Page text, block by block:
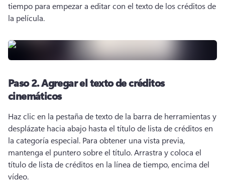
tiempo para empezar a editar con el texto de los créditos de
la película.
Paso 2.Agregar el texto de créditos
cinemáticos
Haz clic en la pestaña de texto de la barra de herramientas y
desplázate hacia abajo hasta el título de lista de créditos en
la categoría especial. Para obtener una vista previa,
mantenga el puntero sobre el título. Arrastra y coloca el
título de lista de créditos en la línea de tiempo, encima del
vídeo.